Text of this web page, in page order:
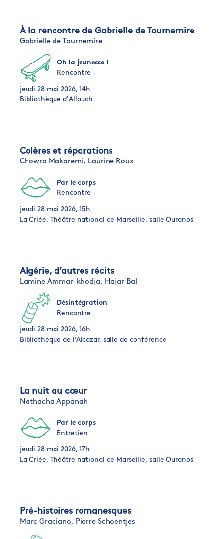
À la rencontre de Gabrielle de Tournemire
Gabrielle de Tournemire
Oh la jeunesse !
Rencontre
jeudi 28 mai 2026, 14h
Bibliothèque d'Allauch
Colères et réparations
Chowra Makaremi, Laurine Roux
Par le corps
Rencontre
jeudi 28 mai 2026, 15h
La Criée, Théâtre national de Marseille, salle Ouranos
Algérie, d’autres récits
Lamine Ammar-khodja, Hajar Bali
Désintégration
Rencontre
jeudi 28 mai 2026, 16h
Bibliothèque de l’Alcazar, salle de conférence
La nuit au cœur
Nathacha Appanah
Par le corps
Entretien
jeudi 28 mai 2026, 17h
La Criée, Théâtre national de Marseille, salle Ouranos
Pré-histoires romanesques
Marc Graciano, Pierre Schoentjes